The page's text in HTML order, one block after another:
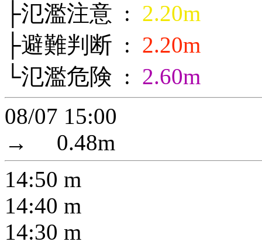
├氾濫注意 : 2.20m
├避難判断 : 2.20m
└氾濫危険 : 2.60m
08/07 15:00
→
0.48m
14:50 m
14:40 m
14:30 m